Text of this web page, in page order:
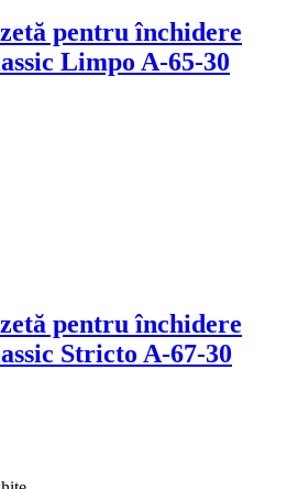
pentru închidere
Limpo A-65-30
pentru închidere
Stricto A-67-30